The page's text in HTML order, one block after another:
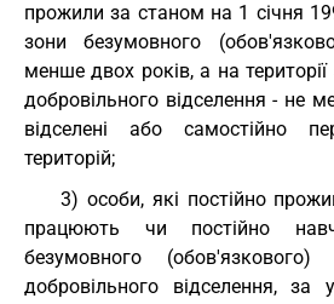
прожили за станом на 1 січня
зони безумовного
менше двох років, а на
добровільного відселення - не
відселені або самостійно
територій;
3) особи, які постійно
працюють чи постійно
безумовного (обов'язкового)
добровільного відселення,